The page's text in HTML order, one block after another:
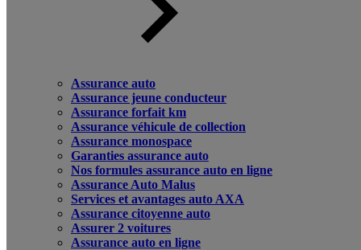
Assurance auto
Assurance jeune conducteur
Assurance forfait km
Assurance véhicule de collection
Assurance monospace
Garanties assurance auto
Nos formules assurance auto en ligne
Assurance Auto Malus
Services et avantages auto AXA
Assurance citoyenne auto
Assurer 2 voitures
Assurance auto en ligne